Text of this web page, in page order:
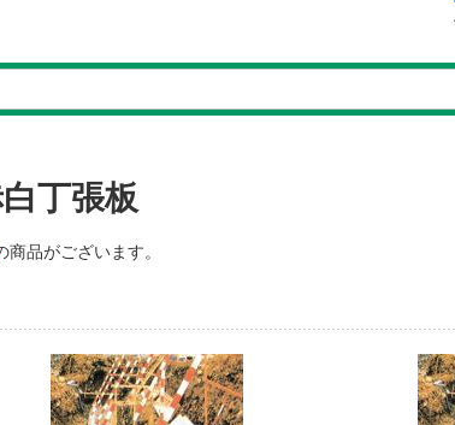
丁張板
商品がございます。